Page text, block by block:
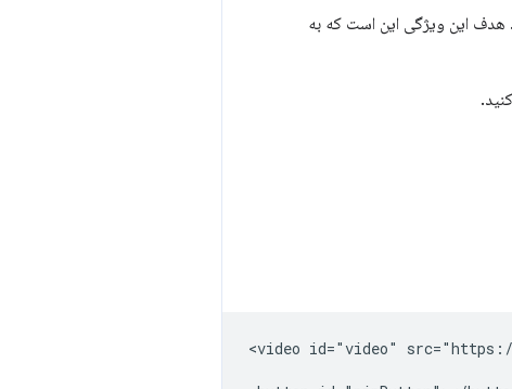
این ویژگی این است که به
<video id="video"